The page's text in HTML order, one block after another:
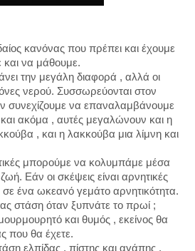
κανόνας που πρέπει και έχουμε
να μάθουμε.
την μεγάλη διαφορά , αλλά οι
νερού. Συσσωρεύονται στον
συνεχίζουμε να επαναλαμβάνουμε
και ακόμα , αυτές μεγαλώνουν και η
, και η λακκούβα μια λίμνη και
μπορούμε να κολυμπάμε μέσα
Εάν οι σκέψεις είναι αρνητικές
ένα ωκεανό γεμάτο αρνητικότητα.
στάση όταν ξυπνάτε το πρωί ;
και θυμός , εκείνος θα
που θα έχετε.
ελπίδας , πίστης και αγάπης ,